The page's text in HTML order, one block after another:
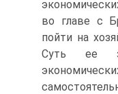
во главе с
пойти на
Суть ее